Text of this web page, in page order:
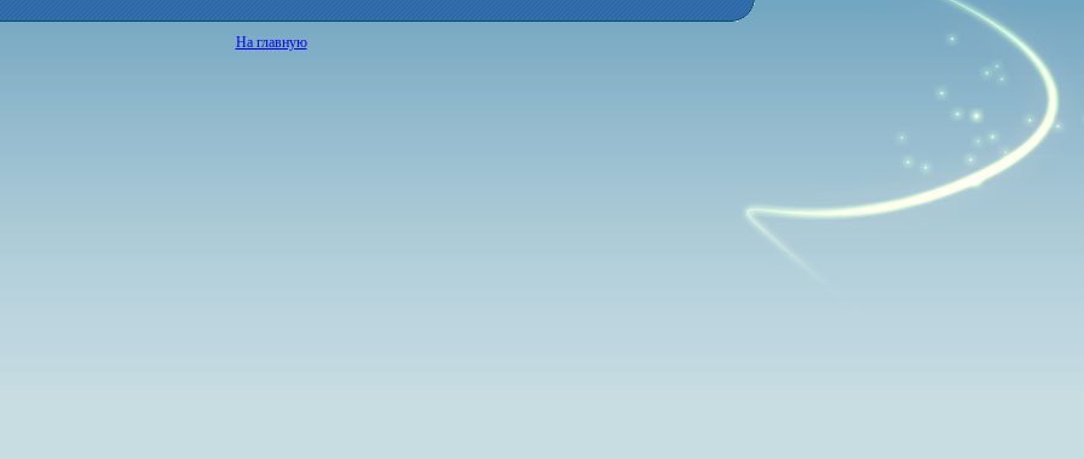
На главную